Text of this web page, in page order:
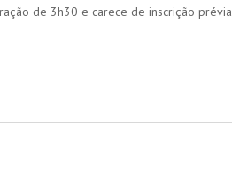
de 3h30 e carece de inscrição prévia